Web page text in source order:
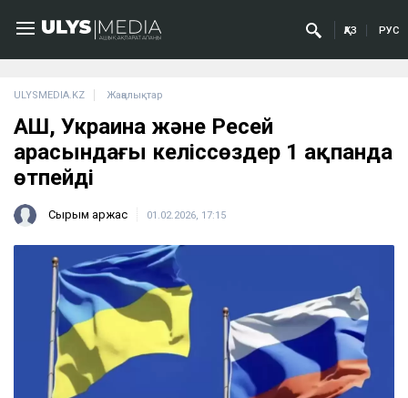
ҚАЗ РУС
ULYSMEDIA.KZ Жаңалықтар
АҚШ, Украина және Ресей
арасындағы келіссөздер 1 ақпанда
өтпейді
Сырым Қаржас 01.02.2026, 17:15